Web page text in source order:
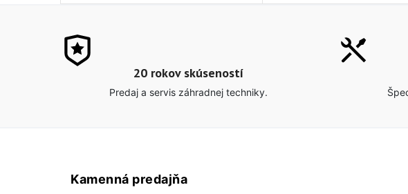
20 rokov skúseností
Predaj a servis záhradnej techniky.
Kamenná predajňa